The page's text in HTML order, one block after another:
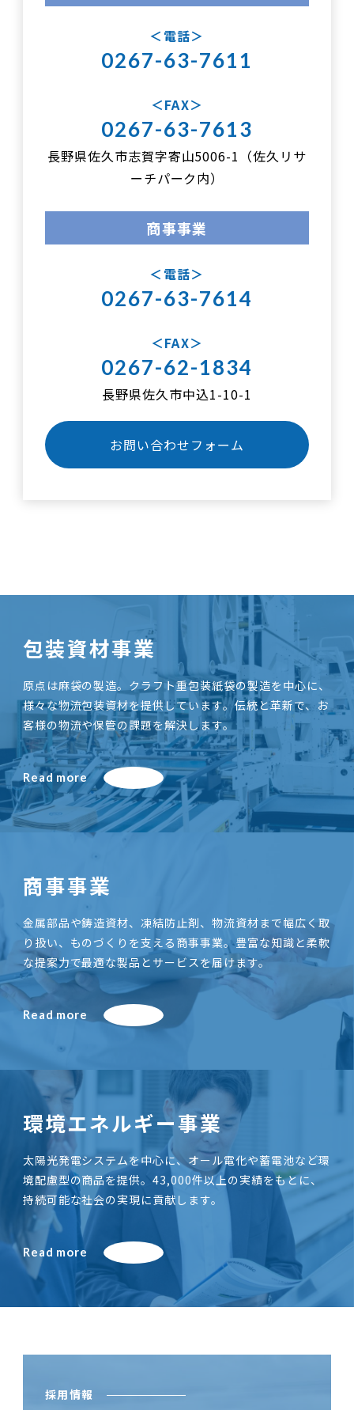
電話
0267-63-7611
FAX
0267-63-7613
長野県佐久市志賀字寄山5006-1（佐久リサ
ーチパーク内）
商事事業
電話
0267-63-7614
FAX
0267-62-1834
長野県佐久市中込1-10-1
お問い合わせフォーム
包装資材事業
原点は麻袋の製造。クラフト重包装紙袋の製造を中心に、
様々な物流包装資材を提供しています。伝統と革新で、お
客様の物流や保管の課題を解決します。
Read more
商事事業
金属部品や鋳造資材、凍結防止剤、物流資材まで幅広く取
り扱い、ものづくりを支える商事事業。豊富な知識と柔軟
な提案力で最適な製品とサービスを届けます。
Read more
環境エネルギー事業
太陽光発電システムを中心に、オール電化や蓄電池など環
境配慮型の商品を提供。43,000件以上の実績をもとに、
持続可能な社会の実現に貢献します。
Read more
採用情報